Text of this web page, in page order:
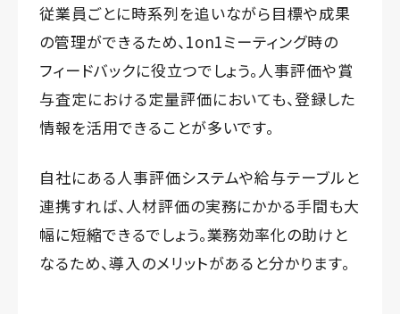
従業員ごとに時系列を追いながら目標や成果
の管理ができるため、1on1ミーティング時の
フィードバックに役立つでしょう。人事評価や賞
与査定における定量評価においても、登録した
情報を活用できることが多いです。
自社にある人事評価システムや給与テーブルと
連携すれば、人材評価の実務にかかる手間も大
幅に短縮できるでしょう。業務効率化の助けと
なるため、導入のメリットがあると分かります。